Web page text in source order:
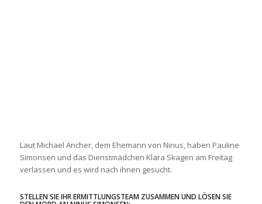
Laut Michael Ancher, dem Ehemann von Ninus, haben Pauline
Simonsen und das Dienstmädchen Klara Skagen am Freitag
verlassen und es wird nach ihnen gesucht.
STELLEN SIE IHR ERMITTLUNGSTEAM ZUSAMMEN UND LÖSEN SIE